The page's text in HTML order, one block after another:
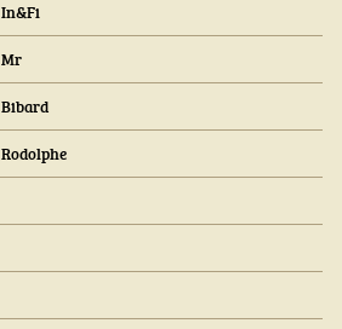
In&Fi
Mr
Bibard
Rodolphe